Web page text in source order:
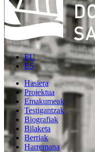
EU
ES
Hasiera
Proiektua
Emakumeak
Testigantzak
Biografiak
Bilaketa
Berriak
Harremana